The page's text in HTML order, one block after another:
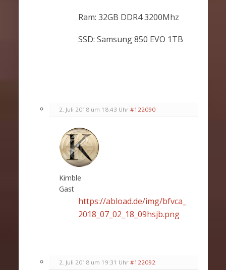
Ram: 32GB DDR4 3200Mhz
SSD: Samsung 850 EVO 1TB
2. Juli 2018 um 18:43 Uhr #122090
Kimble
Gast
https://abload.de/img/bfvca_
2018_07_02_18_09hsjb.png
2. Juli 2018 um 19:31 Uhr #122092